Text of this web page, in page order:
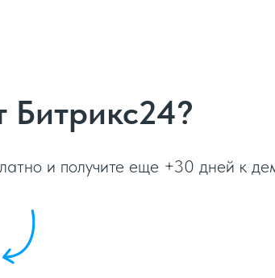
и получите еще +30 дней к